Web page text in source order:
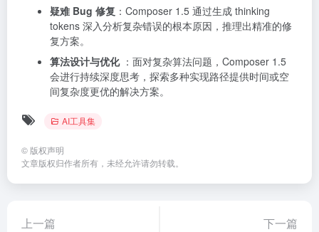
疑难 Bug 修复 ：Composer 1.5 通过生成 thinking
tokens 深入分析复杂错误的根本原因，推理出精准的修
复方案。
算法设计与优化：面对复杂算法问题，Composer 1.5
会进行持续深度思考，探索多种实现路径提供时间或空
间复杂度更优的解决方案。
AI工具集
© 版权声明
文章版权归作者所有，未经允许请勿转载。
上一篇 下一篇